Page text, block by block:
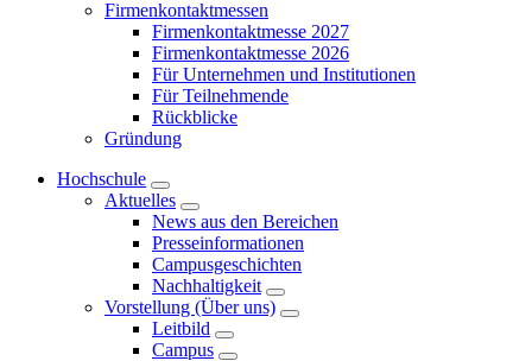
Firmenkontaktmessen
Firmenkontaktmesse 2027
Firmenkontaktmesse 2026
Für Unternehmen und Institutionen
Für Teilnehmende
Rückblicke
Gründung
Hochschule
Aktuelles
News aus den Bereichen
Presseinformationen
Campusgeschichten
Nachhaltigkeit
Vorstellung (Über uns)
Leitbild
Campus